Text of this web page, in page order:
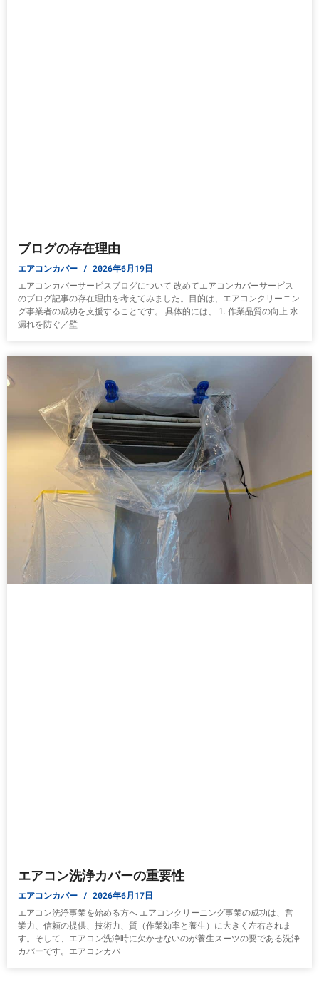
ブログの存在理由
エアコンカバー 2026年6月19日
エアコンカバーサービスブログについて 改めてエアコンカバーサービス
のブログ記事の存在理由を考えてみました。目的は、エアコンクリーニン
グ事業者の成功を支援することです。 具体的には、 1. 作業品質の向上 水
漏れを防ぐ／壁
エアコン洗浄カバーの重要性
エアコンカバー 2026年6月17日
エアコン洗浄事業を始める方へ エアコンクリーニング事業の成功は、営
業力、信頼の提供、技術力、質（作業効率と養生）に大きく左右されま
す。そして、エアコン洗浄時に欠かせないのが養生スーツの要である洗浄
カバーです。エアコンカバ